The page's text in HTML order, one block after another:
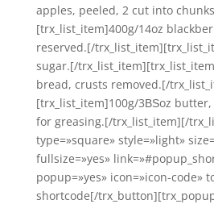
apples, peeled, 2 cut into
[trx_list_item]400g/14oz
reserved.[/
sugar.[/
bread, crusts removed.[/
[trx_list_item]100g/3ВЅoz
for greasing.[/trx_list_item][/
type=»square» style=»light»
fullsize=»yes»
popup=»yes» icon=»icon-code»
shortcode[/